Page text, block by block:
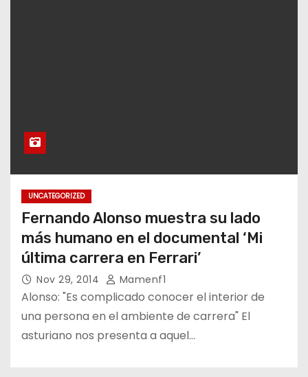
UNCATEGORIZED
Fernando Alonso muestra su lado
más humano en el documental ‘Mi
última carrera en Ferrari’
Nov 29, 2014 Mamenf1
Alonso: "Es complicado conocer el interior de
una persona en el ambiente de carrera" El
asturiano nos presenta a aquel…